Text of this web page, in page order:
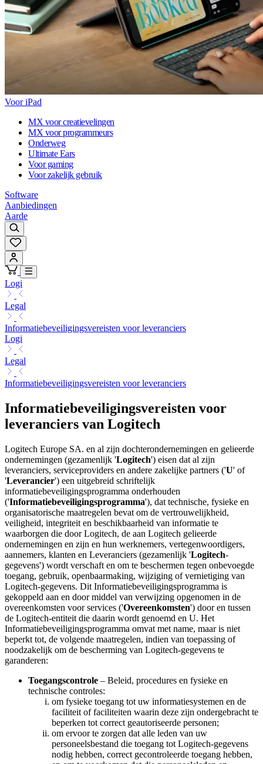
Voor iPad
MX voor creatievelingen
MX voor programmeurs
Onderweg
Ultimate Ears
Voor gaming
Voor zakelijk gebruik
Software
Aanbiedingen
Aarde
Logi
Legal
Informatiebeveiligingsvereisten voor leveranciers
Logi
Legal
Informatiebeveiligingsvereisten voor leveranciers
Informatiebeveiligingsvereisten voor
leveranciers van Logitech
Logitech Europe SA. en al zijn dochterondernemingen en gelieerde
ondernemingen (gezamenlijk 'Logitech') eisen dat al zijn
leveranciers, serviceproviders en andere zakelijke partners ('U' of
'Leverancier') een uitgebreid schriftelijk
informatiebeveiligingsprogramma onderhouden
('Informatiebeveiligingsprogramma'), dat technische, fysieke en
organisatorische maatregelen bevat om de vertrouwelijkheid,
veiligheid, integriteit en beschikbaarheid van informatie te
waarborgen die door Logitech, de aan Logitech gelieerde
ondernemingen en zijn en hun werknemers, vertegenwoordigers,
aannemers, klanten en Leveranciers (gezamenlijk 'Logitech-
gegevens') wordt verschaft en om te beschermen tegen onbevoegde
toegang, gebruik, openbaarmaking, wijziging of vernietiging van
Logitech-gegevens. Dit Informatiebeveiligingsprogramma is
gekoppeld aan en door middel van verwijzing opgenomen in de
overeenkomsten voor services ('Overeenkomsten') door en tussen
de Logitech-entiteit die daarin wordt genoemd en U. Het
Informatiebeveiligingsprogramma omvat met name, maar is niet
beperkt tot, de volgende maatregelen, indien van toepassing of
noodzakelijk om de bescherming van Logitech-gegevens te
garanderen:
Toegangscontrole – Beleid, procedures en fysieke en
technische controles:
om fysieke toegang tot uw informatiesystemen en de
faciliteit of faciliteiten waarin deze zijn ondergebracht te
beperken tot correct geautoriseerde personen;
om ervoor te zorgen dat alle leden van uw
personeelsbestand die toegang tot Logitech-gegevens
nodig hebben, correct gecontroleerde toegang hebben,